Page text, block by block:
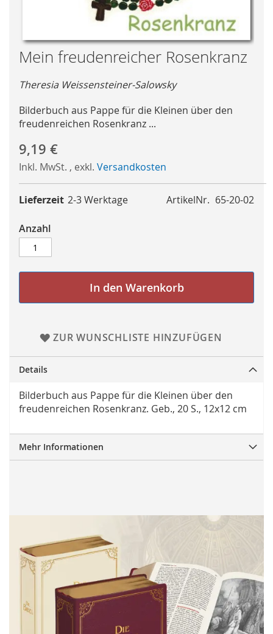
Skip
to
the
beginning
of
the
gallery
Mein freudenreicher Rosenkranz
Theresia Weissensteiner-Salowsky
Bilderbuch aus Pappe für die Kleinen über den
freudenreichen Rosenkranz ...
9,19 €
Inkl. MwSt. , exkl. Versandkosten
ArtikelNr. 65-20-02
Lieferzeit 2-3 Werktage
Anzahl
In den Warenkorb
ZUR WUNSCHLISTE HINZUFÜGEN
Details
Bilderbuch aus Pappe für die Kleinen über den
freudenreichen Rosenkranz. Geb., 20 S., 12x12 cm
Mehr Informationen